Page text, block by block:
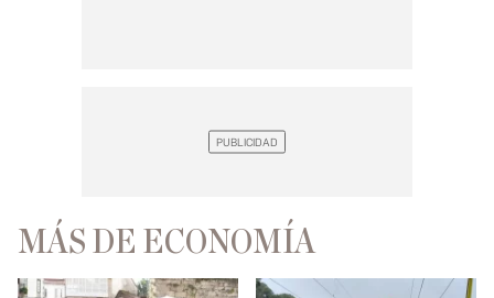
MÁS DE ECONOMÍA